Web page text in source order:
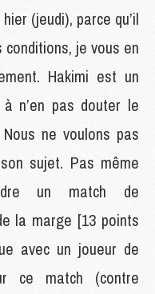
(jeudi), parce qu’il
je vous en
Hakimi est un
n’en pas douter le
ne voulons pas
sujet. Pas même
un match de
la marge [13 points
avec un joueur de
ce match (contre